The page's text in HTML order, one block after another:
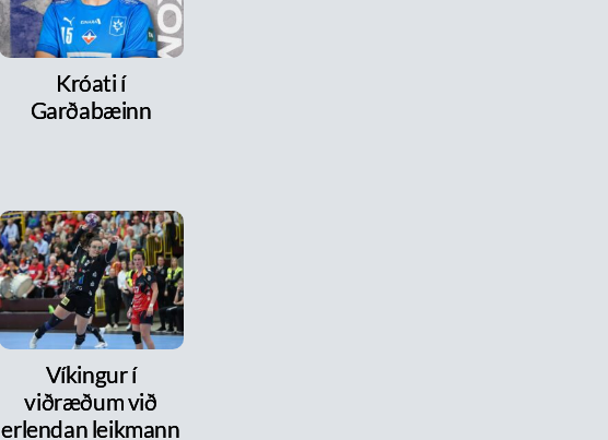
Króati í
Garðabæinn
Víkingur í
viðræðum við
erlendan leikmann